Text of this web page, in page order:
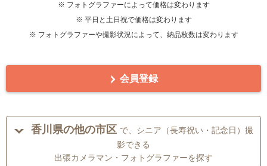
※ フォトグラファーによって価格は変わります
※ 平日と土日祝で価格は変わります
※ フォトグラファーや撮影状況によって、納品枚数は変わります
会員登録
香川県の他の市区 で、シニア（長寿祝い・記念日）撮
影できる
出張カメラマン・フォトグラファーを探す